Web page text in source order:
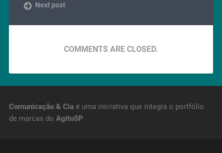
Next post
COMMENTS ARE CLOSED.
Comunicação & Ciaé uma iniciativa que integra o portfólio
de marcas do AgitoSP